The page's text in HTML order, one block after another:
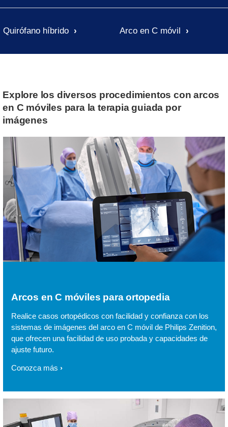
Quirófano híbrido Arco en C móvil
Explore los diversos procedimientos con arcos
en C móviles para la terapia guiada por
imágenes
Arcos en C móviles para ortopedia
Realice casos ortopédicos con facilidad y confianza con los
sistemas de imágenes del arco en C móvil de Philips Zenition,
que ofrecen una facilidad de uso probada y capacidades de
ajuste futuro.
Conozca más